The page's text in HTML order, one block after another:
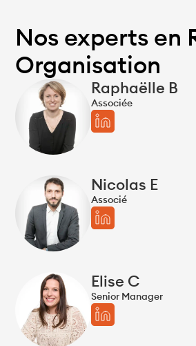
Nos experts en
Organisation
Raphaëlle B
Associée
Nicolas E
Associé
Elise C
Senior Manager